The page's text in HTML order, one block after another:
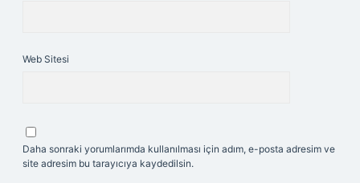
Web Sitesi
Daha sonraki yorumlarımda kullanılması için adım, e-posta adresim ve
site adresim bu tarayıcıya kaydedilsin.